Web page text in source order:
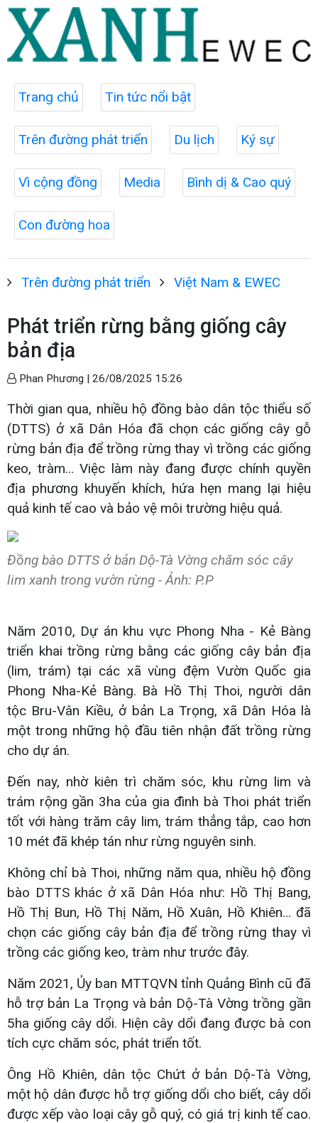
Trang chủ Tin tức nổi bật
Trên đường phát triển Du lịch Ký sự
Vì cộng đồng Media Bình dị & Cao quý
Con đường hoa
Trên đường phát triển Việt Nam & EWEC
Phát triển rừng bằng giống cây
bản địa
Phan Phương | 26/08/2025 15:26
Thời gian qua, nhiều hộ đồng bào dân tộc thiểu số
(DTTS) ở xã Dân Hóa đã chọn các giống cây gỗ
rừng bản địa để trồng rừng thay vì trồng các giống
keo, tràm… Việc làm này đang được chính quyền
địa phương khuyến khích, hứa hẹn mang lại hiệu
quả kinh tế cao và bảo vệ môi trường hiệu quả.
Đồng bào DTTS ở bản Dộ-Tà Vờng chăm sóc cây
lim xanh trong vườn rừng - Ảnh: P.P
Năm 2010, Dự án khu vực Phong Nha - Kẻ Bàng
triển khai trồng rừng bằng các giống cây bản địa
(lim, trám) tại các xã vùng đệm Vườn Quốc gia
Phong Nha-Kẻ Bàng. Bà Hồ Thị Thoi, người dân
tộc Bru-Vân Kiều, ở bản La Trọng, xã Dân Hóa là
một trong những hộ đầu tiên nhận đất trồng rừng
cho dự án.
Đến nay, nhờ kiên trì chăm sóc, khu rừng lim và
trám rộng gần 3ha của gia đình bà Thoi phát triển
tốt với hàng trăm cây lim, trám thẳng tắp, cao hơn
10 mét đã khép tán như rừng nguyên sinh.
Không chỉ bà Thoi, những năm qua, nhiều hộ đồng
bào DTTS khác ở xã Dân Hóa như: Hồ Thị Bang,
Hồ Thị Bun, Hồ Thị Năm, Hồ Xuân, Hồ Khiên… đã
chọn các giống cây bản địa để trồng rừng thay vì
trồng các giống keo, tràm như trước đây.
Năm 2021, Ủy ban MTTQVN tỉnh Quảng Bình cũ đã
hỗ trợ bản La Trọng và bản Dộ-Tà Vờng trồng gần
5ha giống cây dổi. Hiện cây dổi đang được bà con
tích cực chăm sóc, phát triển tốt.
Ông Hồ Khiên, dân tộc Chứt ở bản Dộ-Tà Vờng,
một hộ dân được hỗ trợ giống dổi cho biết, cây dổi
được xếp vào loại cây gỗ quý, có giá trị kinh tế cao.